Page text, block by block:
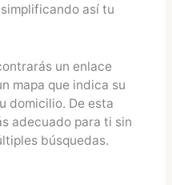
así tu
un enlace
mapa que indica su
domicilio. De esta
adecuado para ti sin
búsquedas.